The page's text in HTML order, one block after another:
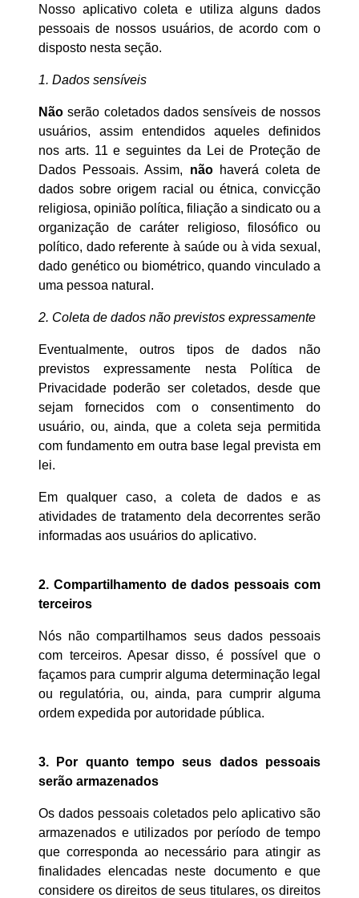
Nosso aplicativo coleta e utiliza alguns dados
pessoais de nossos usuários, de acordo com o
disposto nesta seção.
1. Dados sensíveis
Não serão coletados dados sensíveis de nossos
usuários, assim entendidos aqueles definidos
nos arts. 11 e seguintes da Lei de Proteção de
Dados Pessoais. Assim, nãohaverá coleta de
dados sobre origem racial ou étnica, convicção
religiosa, opinião política, filiação a sindicato ou a
organização de caráter religioso, filosófico ou
político, dado referente à saúde ou à vida sexual,
dado genético ou biométrico, quando vinculado a
uma pessoa natural.
2. Coleta de dados não previstos expressamente
Eventualmente, outros tipos de dados não
previstos expressamente nesta Política de
Privacidade poderão ser coletados, desde que
sejam fornecidos com o consentimento do
usuário, ou, ainda, que a coleta seja permitida
com fundamento em outra base legal prevista em
lei.
Em qualquer caso, a coleta de dados e as
atividades de tratamento dela decorrentes serão
informadas aos usuários do aplicativo.
2. Compartilhamento de dados pessoais com
terceiros
Nós não compartilhamos seus dados pessoais
com terceiros. Apesar disso, é possível que o
façamos para cumprir alguma determinação legal
ou regulatória, ou, ainda, para cumprir alguma
ordem expedida por autoridade pública.
3.
Por quanto tempo seus dados pessoais
serão armazenados
Os dados pessoais coletados pelo aplicativo são
armazenados e utilizados por período de tempo
que corresponda ao necessário para atingir as
finalidades elencadas neste documento e que
considere os direitos de seus titulares, os direitos